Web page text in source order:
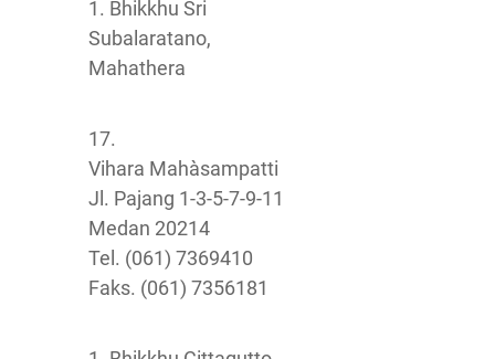
1. Bhikkhu Sri
Subalaratano,
Mahathera
17.
Vihara Mahàsampatti
Jl. Pajang 1-3-5-7-9-11
Medan 20214
Tel. (061) 7369410
Faks. (061) 7356181